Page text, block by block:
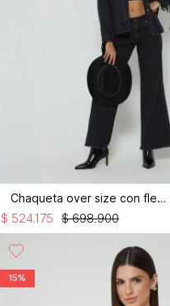
Chaqueta over size con flecos
$ 698.900
$ 524.175
15%